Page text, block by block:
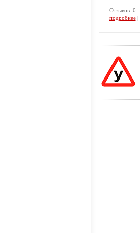
Отзывов: 0
подробнее|